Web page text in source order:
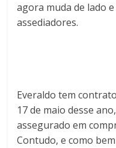
agora muda de lado
assediadores.
Everaldo tem
17 de maio desse
assegurado em
Contudo, e como